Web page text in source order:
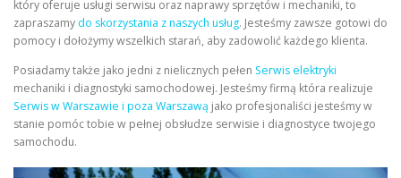
który oferuje usługi serwisu oraz naprawy sprzętów i mechaniki, to
zapraszamy do skorzystania z naszych usług. Jesteśmy zawsze gotowi do
pomocy i dołożymy wszelkich starań, aby zadowolić każdego klienta.
Posiadamy także jako jedni z nielicznych pełen Serwis elektryki
mechaniki i diagnostyki samochodowej. Jesteśmy firmą która realizuje
Serwis w Warszawie i poza Warszawą jako profesjonaliści jesteśmy w
stanie pomóc tobie w pełnej obsłudze serwisie i diagnostyce twojego
samochodu.